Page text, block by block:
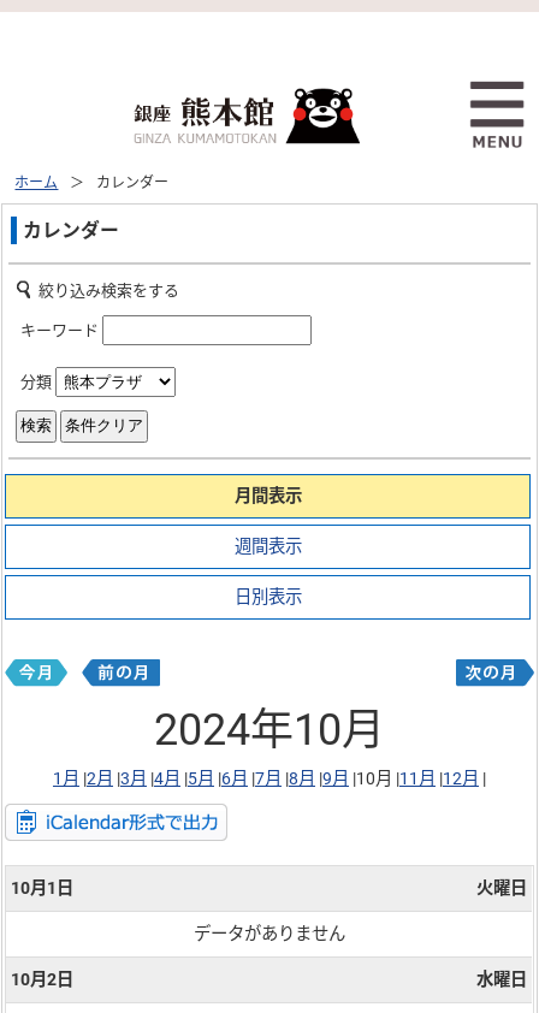
ホーム カレンダー
カレンダー
絞り込み検索をする
キーワード
分類
月間表示
週間表示
日別表示
2024年10月
1月 |2月 |3月 |4月 |5月 |6月 |7月 |8月 |9月 |10月 |11月 |12月 |
10月1日 火曜日
データがありません
10月2日 水曜日